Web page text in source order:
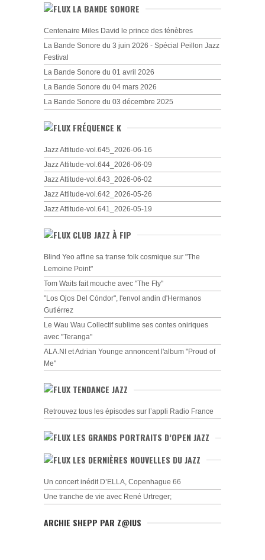
LA BANDE SONORE
Centenaire Miles David le prince des ténèbres
La Bande Sonore du 3 juin 2026 - Spécial Peillon Jazz
Festival
La Bande Sonore du 01 avril 2026
La Bande Sonore du 04 mars 2026
La Bande Sonore du 03 décembre 2025
FRÉQUENCE K
Jazz Attitude-vol.645_2026-06-16
Jazz Attitude-vol.644_2026-06-09
Jazz Attitude-vol.643_2026-06-02
Jazz Attitude-vol.642_2026-05-26
Jazz Attitude-vol.641_2026-05-19
CLUB JAZZ À FIP
Blind Yeo affine sa transe folk cosmique sur "The
Lemoine Point"
Tom Waits fait mouche avec "The Fly"
"Los Ojos Del Cóndor", l'envol andin d'Hermanos
Gutiérrez
Le Wau Wau Collectif sublime ses contes oniriques
avec "Teranga"
ALA.NI et Adrian Younge annoncent l'album "Proud of
Me"
TENDANCE JAZZ
Retrouvez tous les épisodes sur l’appli Radio France
LES GRANDS PORTRAITS D’OPEN JAZZ
LES DERNIÈRES NOUVELLES DU JAZZ
Un concert inédit D’ELLA, Copenhague 66
Une tranche de vie avec René Urtreger;
ARCHIE SHEPP PAR Z@IUS